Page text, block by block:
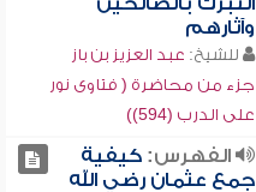
وآثارهم
للشيخ: عبد العزيز بن باز
جزء من محاضرة ( فتاوى نور
على الدرب (594))
الفهرس:كيفية
جمع عثمان رضي الله